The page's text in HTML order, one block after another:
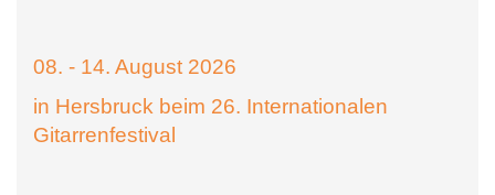
08. - 14. August 2026
in Hersbruck beim 26. Internationalen
Gitarrenfestival